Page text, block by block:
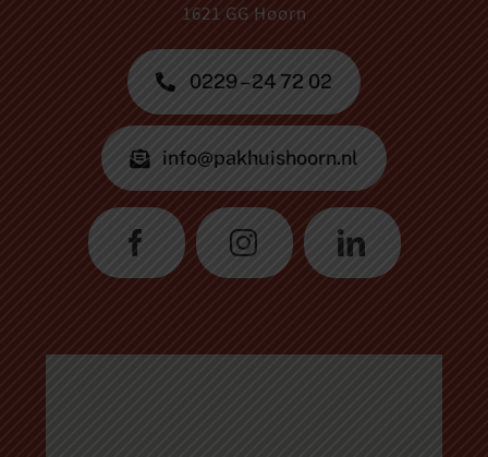
1621 GG Hoorn
0229 – 24 72 02
info@pakhuishoorn.nl